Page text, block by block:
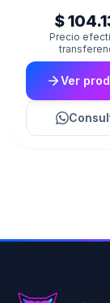
$
Precio
Ver